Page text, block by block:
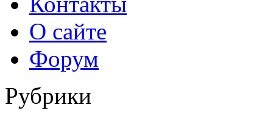
О сайте
Форум
Рубрики